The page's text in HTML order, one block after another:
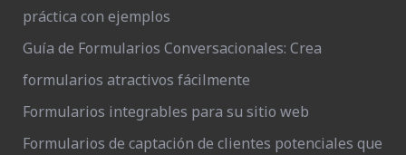
práctica con ejemplos
Guía de Formularios Conversacionales: Crea
formularios atractivos fácilmente
Formularios integrables para su sitio web
Formularios de captación de clientes potenciales que